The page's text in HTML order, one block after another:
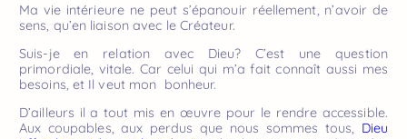
Ma vie intérieure ne peut s’épanouir réellement, n’avoir de
sens, qu’en liaison avec le Créateur.
Suis-je en relation avec Dieu? C’est une question
primordiale, vitale. Car celui qui m’a fait connaît aussi mes
besoins, et Il veut mon bonheur.
D’ailleurs il a tout mis en œuvre pour le rendre accessible.
Aux coupables, aux perdus que nous sommes tous, Dieu